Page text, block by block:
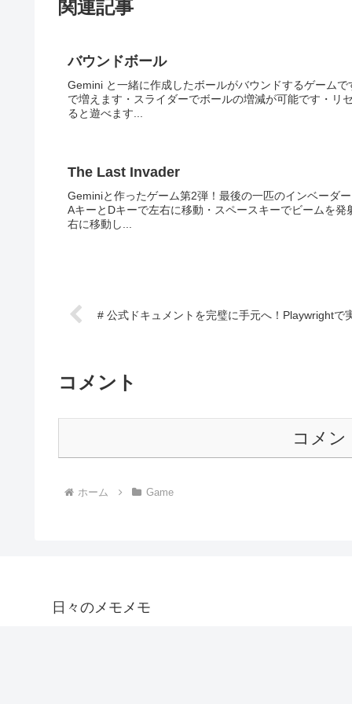
関連記事
バウンドボール
Gemini と一緒に作成したボールがバウンドするゲーム
で増えます・スライダーでボールの増減が可能です・リ
ると遊べます...
The Last Invader
Geminiと作ったゲーム第2弾！最後の一匹のインベーダ
AキーとDキーで左右に移動・スペースキーでビームを
右に移動し...
# 公式ドキュメントを完璧に手元へ！Playwrightで
コメント
コメン
ホーム Game
日々のメモメモ